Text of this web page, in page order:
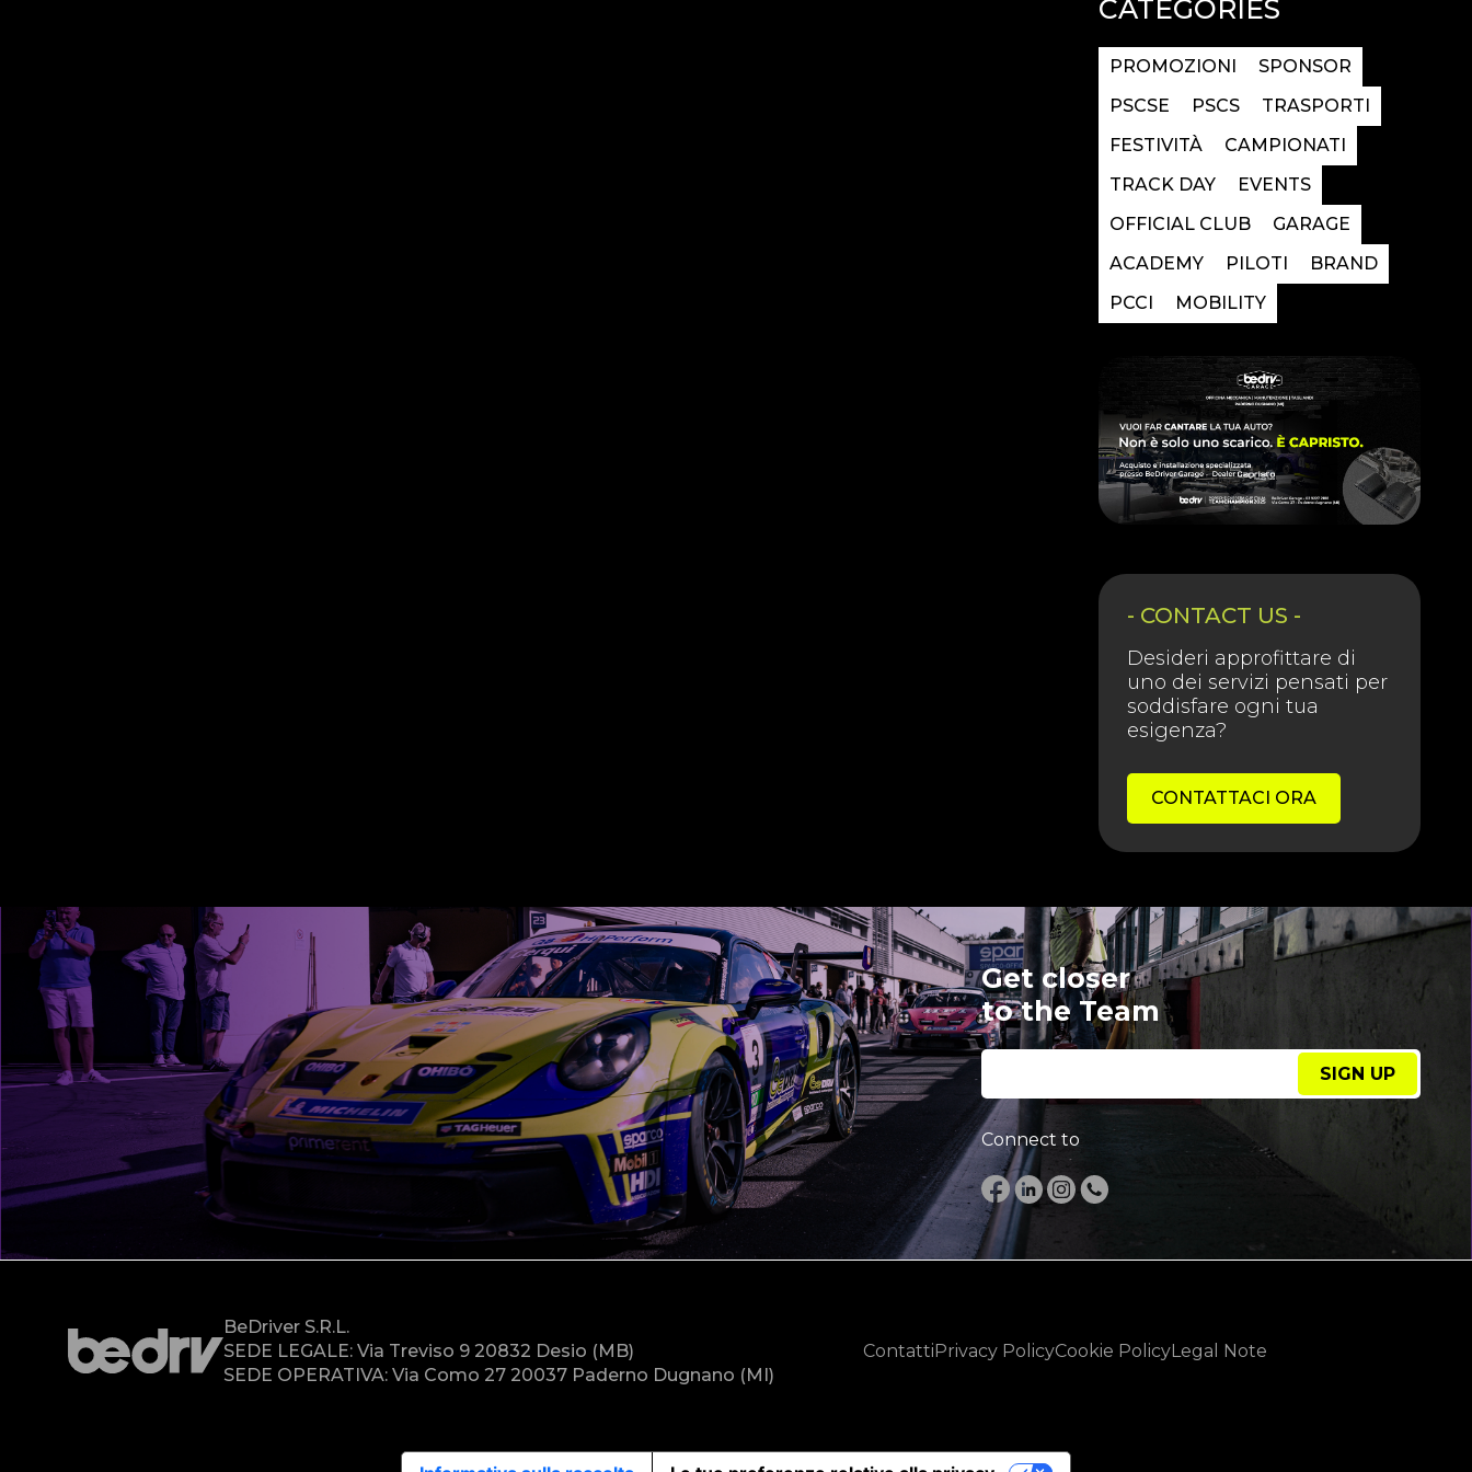
CATEGORIES
PROMOZIONI
SPONSOR
PSCSE
PSCS
TRASPORTI
FESTIVITÀ
CAMPIONATI
TRACK DAY
EVENTS
OFFICIAL CLUB
GARAGE
ACADEMY
PILOTI
BRAND
PCCI
MOBILITY
- CONTACT US -
Desideri approfittare di
uno dei servizi pensati per
soddisfare ogni tua
esigenza?
CONTATTACI ORA
Get closer
to the Team
SIGN UP
Connect to
BeDriver S.r.l.
SEDE LEGALE: Via Treviso 9 20832 Desio (MB)
SEDE OPERATIVA: Via Como 27 20037 Paderno Dugnano (MI)
ContattiPrivacy PolicyCookie PolicyLegal Note